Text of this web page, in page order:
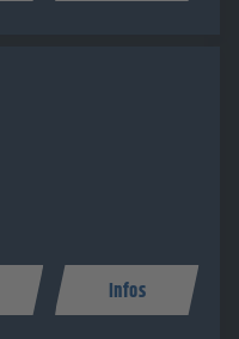
Infos